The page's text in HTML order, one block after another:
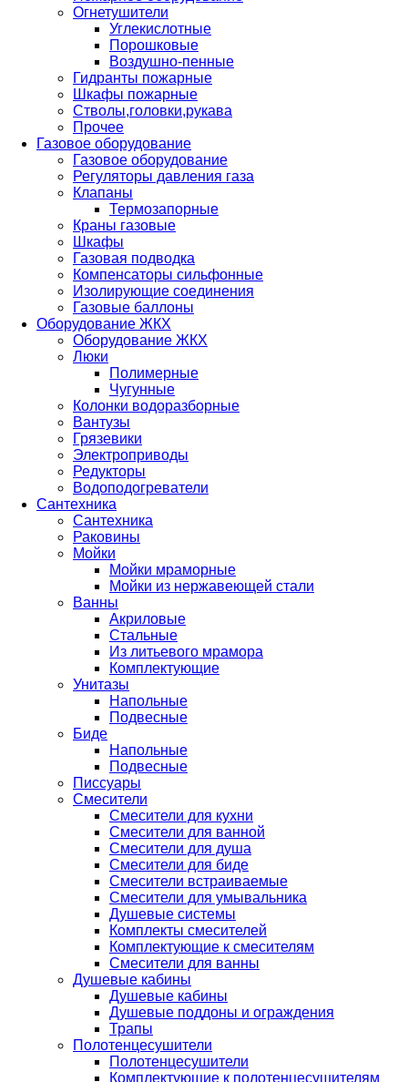
Огнетушители
Углекислотные
Порошковые
Воздушно-пенные
Гидранты пожарные
Шкафы пожарные
Стволы,головки,рукава
Прочее
Газовое оборудование
Газовое оборудование
Регуляторы давления газа
Клапаны
Термозапорные
Краны газовые
Шкафы
Газовая подводка
Компенсаторы сильфонные
Изолирующие соединения
Газовые баллоны
Оборудование ЖКХ
Оборудование ЖКХ
Люки
Полимерные
Чугунные
Колонки водоразборные
Вантузы
Грязевики
Электроприводы
Редукторы
Водоподогреватели
Сантехника
Сантехника
Раковины
Мойки
Мойки мраморные
Мойки из нержавеющей стали
Ванны
Акриловые
Стальные
Из литьевого мрамора
Комплектующие
Унитазы
Напольные
Подвесные
Биде
Напольные
Подвесные
Писсуары
Смесители
Смесители для кухни
Смесители для ванной
Смесители для душа
Смесители для биде
Смесители встраиваемые
Смесители для умывальника
Душевые системы
Комплекты смесителей
Комплектующие к смесителям
Смесители для ванны
Душевые кабины
Душевые кабины
Душевые поддоны и ограждения
Трапы
Полотенцесушители
Полотенцесушители
Комплектующие к полотенцесушителям